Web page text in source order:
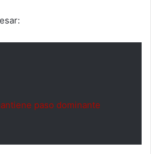
paso dominante